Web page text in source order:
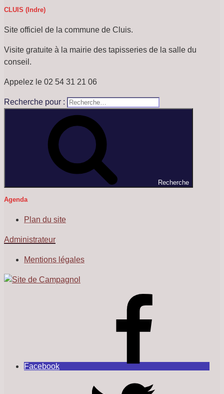
CLUIS (Indre)
Site officiel de la commune de Cluis.
Visite gratuite à la mairie des tapisseries de la salle du
conseil.
Appelez le 02 54 31 21 06
Recherche pour :
Recherche
Agenda
Plan du site
Administrateur
Mentions légales
Facebook